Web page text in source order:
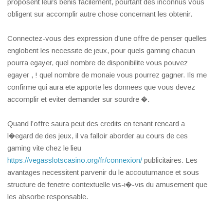
proposent leurs benis facilement, pourtant des inconnus vous
obligent sur accomplir autre chose concernant les obtenir.
Connectez-vous des expression d’une offre de penser quelles
englobent les necessite de jeux, pour quels gaming chacun
pourra egayer, quel nombre de disponibilite vous pouvez
egayer , ! quel nombre de monaie vous pourrez gagner. Ils me
confirme qui aura ete apporte les donnees que vous devez
accomplir et eviter demander sur sourdre �.
Quand l’offre saura peut des credits en tenant rencard a
l�egard de des jeux, il va falloir aborder au cours de ces
gaming vite chez le lieu
https://vegasslotscasino.org/fr/connexion/ publicitaires. Les
avantages necessitent parvenir du le accoutumance et sous
structure de fenetre contextuelle vis-i�-vis du amusement que
les absorbe responsable.